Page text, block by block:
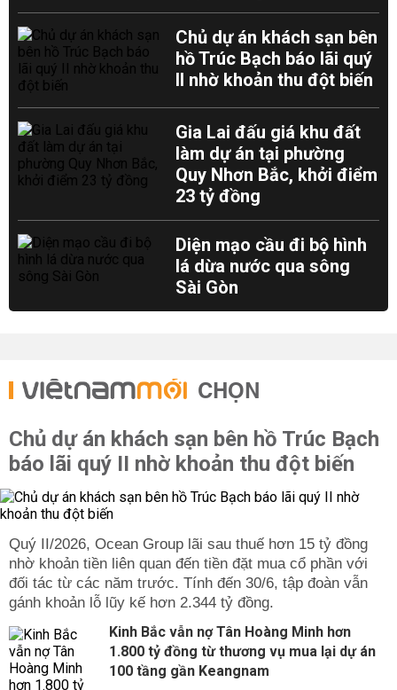
Chủ dự án khách sạn bên
hồ Trúc Bạch báo lãi quý
II nhờ khoản thu đột biến
Gia Lai đấu giá khu đất
làm dự án tại phường
Quy Nhơn Bắc, khởi điểm
23 tỷ đồng
Diện mạo cầu đi bộ hình
lá dừa nước qua sông
Sài Gòn
CHỌN
Chủ dự án khách sạn bên hồ Trúc Bạch
báo lãi quý II nhờ khoản thu đột biến
Quý II/2026, Ocean Group lãi sau thuế hơn 15 tỷ đồng
nhờ khoản tiền liên quan đến tiền đặt mua cổ phần với
đối tác từ các năm trước. Tính đến 30/6, tập đoàn vẫn
gánh khoản lỗ lũy kế hơn 2.344 tỷ đồng.
Kinh Bắc vẫn nợ Tân Hoàng Minh hơn
1.800 tỷ đồng từ thương vụ mua lại dự án
100 tầng gần Keangnam